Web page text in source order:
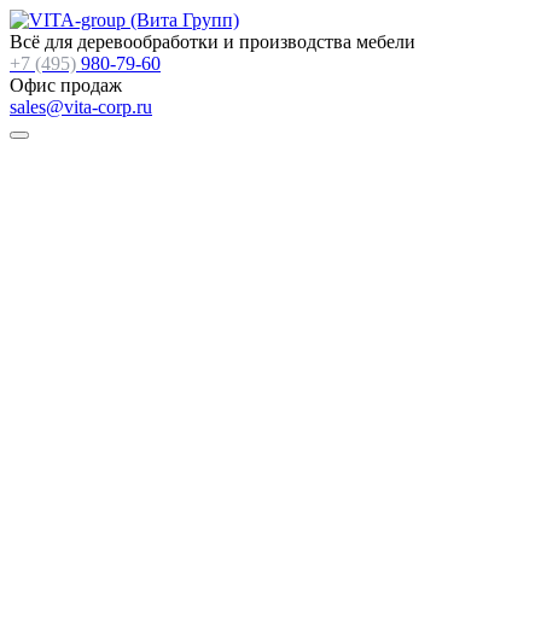
Всё для деревообработки и производства мебели
+7 (495) 980-79-60
Офис продаж
sales@vita-corp.ru